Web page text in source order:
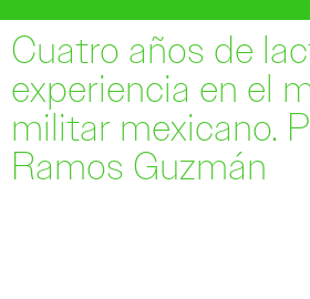
Cuatro años de
experiencia en el
militar mexicano.
Ramos Guzmán